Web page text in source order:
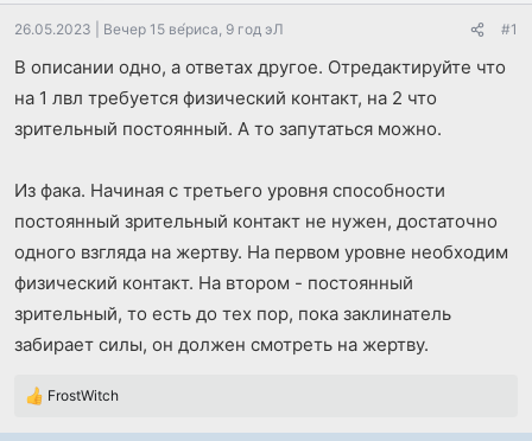
26.05.2023 Вечер 15 ве́риса, 9 год эЛ #1
В описании одно, а ответах другое. Отредактируйте что
на 1 лвл требуется физический контакт, на 2 что
зрительный постоянный. А то запутаться можно.
Из фака. Начиная с третьего уровня способности
постоянный зрительный контакт не нужен, достаточно
одного взгляда на жертву. На первом уровне необходим
физический контакт. На втором - постоянный
зрительный, то есть до тех пор, пока заклинатель
забирает силы, он должен смотреть на жертву.
Р
FrostWitch